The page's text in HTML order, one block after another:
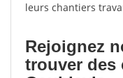
leurs chantiers
Rejoignez
trouver des